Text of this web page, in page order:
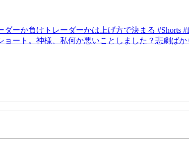
ダーか負けトレーダーかは上げ方で決まる #Shorts
ート。神様、私何か悪いことしました？悲劇ば